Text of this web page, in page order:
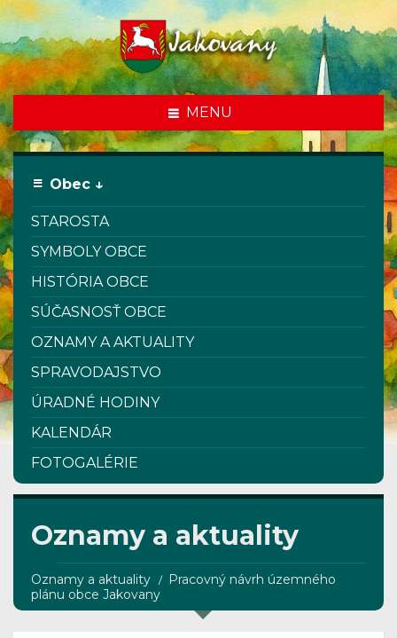
MENU
Oznamy a aktuality
Oznamy a aktuality
Pracovný návrh územného
plánu obce Jakovany
Obec ↓
STAROSTA
SYMBOLY OBCE
HISTÓRIA OBCE
SÚČASNOSŤ OBCE
OZNAMY A AKTUALITY
SPRAVODAJSTVO
ÚRADNÉ HODINY
KALENDÁR
FOTOGALÉRIE